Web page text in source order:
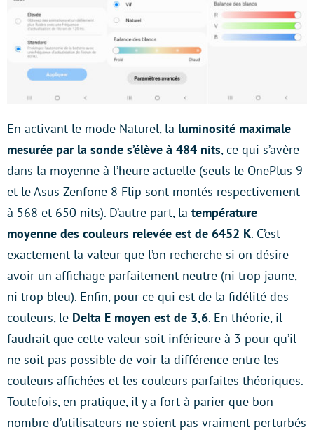
En activant le mode Naturel, la luminosité maximale
mesurée par la sonde s’élève à 484 nits, ce qui s’avère
dans la moyenne à l’heure actuelle (seuls le OnePlus 9
et le Asus Zenfone 8 Flip sont montés respectivement
à 568 et 650 nits). D’autre part, la température
moyenne des couleurs relevée est de 6452 K. C’est
exactement la valeur que l’on recherche si on désire
avoir un affichage parfaitement neutre (ni trop jaune,
ni trop bleu). Enfin, pour ce qui est de la fidélité des
couleurs, le Delta E moyen est de 3,6. En théorie, il
faudrait que cette valeur soit inférieure à 3 pour qu’il
ne soit pas possible de voir la différence entre les
couleurs affichées et les couleurs parfaites théoriques.
Toutefois, en pratique, il y a fort à parier que bon
nombre d’utilisateurs ne soient pas vraiment perturbés